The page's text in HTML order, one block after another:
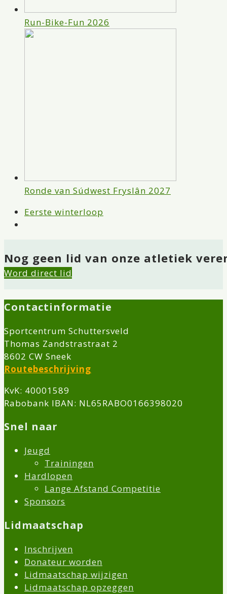
Run-Bike-Fun 2026
Ronde van Súdwest Fryslân 2027
previous
Eerste winterloop
Nog geen lid van onze atletiek
Word direct lid
Contactinformatie
Sportcentrum Schuttersveld
Thomas Zandstrastraat 2
8602 CW Sneek
Routebeschrijving
KvK: 40001589
Rabobank IBAN: NL65RABO0166398020
Snel naar
Jeugd
Trainingen
Hardlopen
Lange Afstand Competitie
Sponsors
Lidmaatschap
Inschrijven
Donateur worden
Lidmaatschap wijzigen
Lidmaatschap opzeggen